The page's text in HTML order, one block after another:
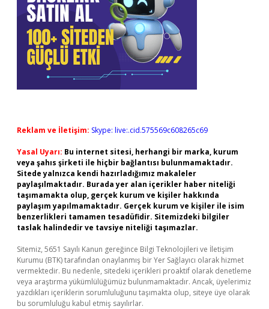
Reklam ve İletişim: Skype: live:.cid.575569c608265c69
Yasal Uyarı: Bu internet sitesi, herhangi bir marka, kurum
veya şahıs şirketi ile hiçbir bağlantısı bulunmamaktadır.
Sitede yalnızca kendi hazırladığımız makaleler
paylaşılmaktadır. Burada yer alan içerikler haber niteliği
taşımamakta olup, gerçek kurum ve kişiler hakkında
paylaşım yapılmamaktadır. Gerçek kurum ve kişiler ile isim
benzerlikleri tamamen tesadüfidir. Sitemizdeki bilgiler
taslak halindedir ve tavsiye niteliği taşımazlar.
Sitemiz, 5651 Sayılı Kanun gereğince Bilgi Teknolojileri ve İletişim
Kurumu (BTK) tarafından onaylanmış bir Yer Sağlayıcı olarak hizmet
vermektedir. Bu nedenle, sitedeki içerikleri proaktif olarak denetleme
veya araştırma yükümlülüğümüz bulunmamaktadır. Ancak, üyelerimiz
yazdıkları içeriklerin sorumluluğunu taşımakta olup, siteye üye olarak
bu sorumluluğu kabul etmiş sayılırlar.